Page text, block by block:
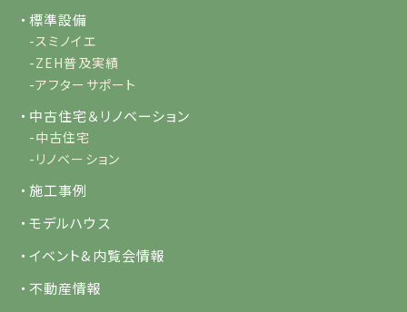
・標準設備
-スミノイエ
-ZEH普及実績
-アフターサポート
・中古住宅＆リノベーション
-中古住宅
-リノベーション
・施工事例
・モデルハウス
・イベント&内覧会情報
・不動産情報